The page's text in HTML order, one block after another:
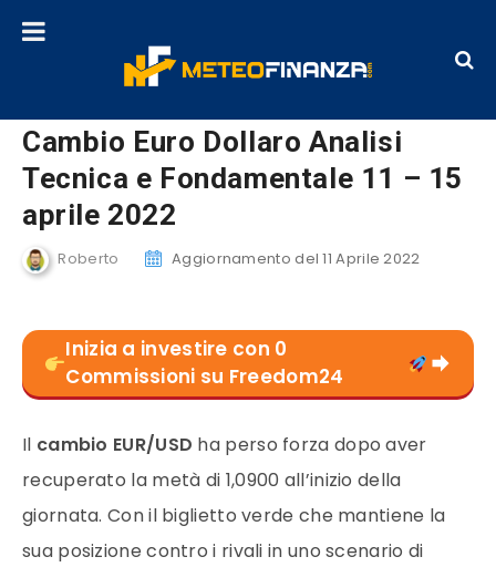
Cambio Euro Dollaro Analisi
Tecnica e Fondamentale 11 – 15
aprile 2022
Roberto Aggiornamento del 11 Aprile 2022
Inizia a investire con 0
Commissioni su Freedom24
Il cambio EUR/USD ha perso forza dopo aver
recuperato la metà di 1,0900 all’inizio della
giornata. Con il biglietto verde che mantiene la
sua posizione contro i rivali in uno scenario di